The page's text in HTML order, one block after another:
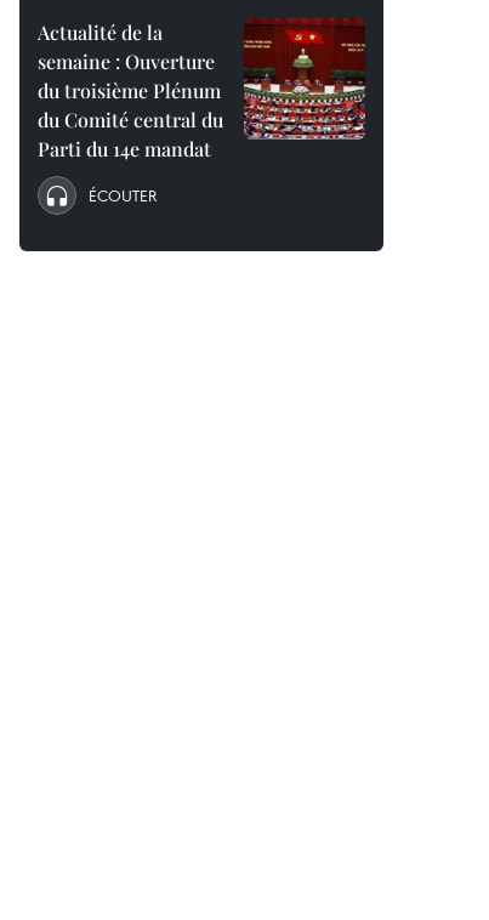
Actualité de la
semaine : Ouverture
du troisième Plénum
du Comité central du
Parti du 14e mandat
ÉCOUTER